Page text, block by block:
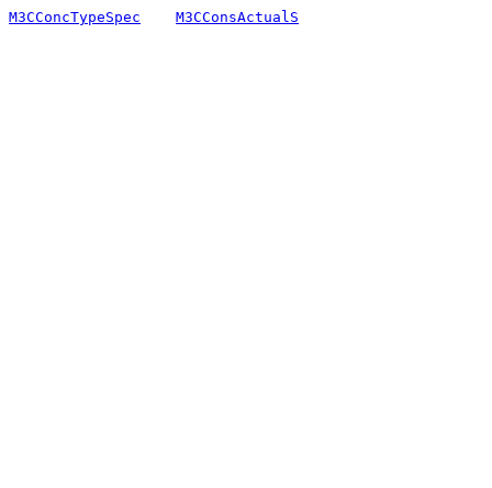
M3CConcTypeSpec M3CConsActualS